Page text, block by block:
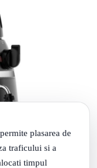
plasarea de
traficului si a
timpul